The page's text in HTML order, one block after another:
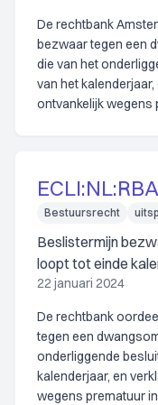
De rechtbank
bezwaar tegen een
die van het
van het
ontvankelijk wegens
Bestuursrecht
Beslistermijn
loopt tot einde
22 januari 2024
De rechtbank
tegen een
onderliggende
kalenderjaar, en
wegens prematuur